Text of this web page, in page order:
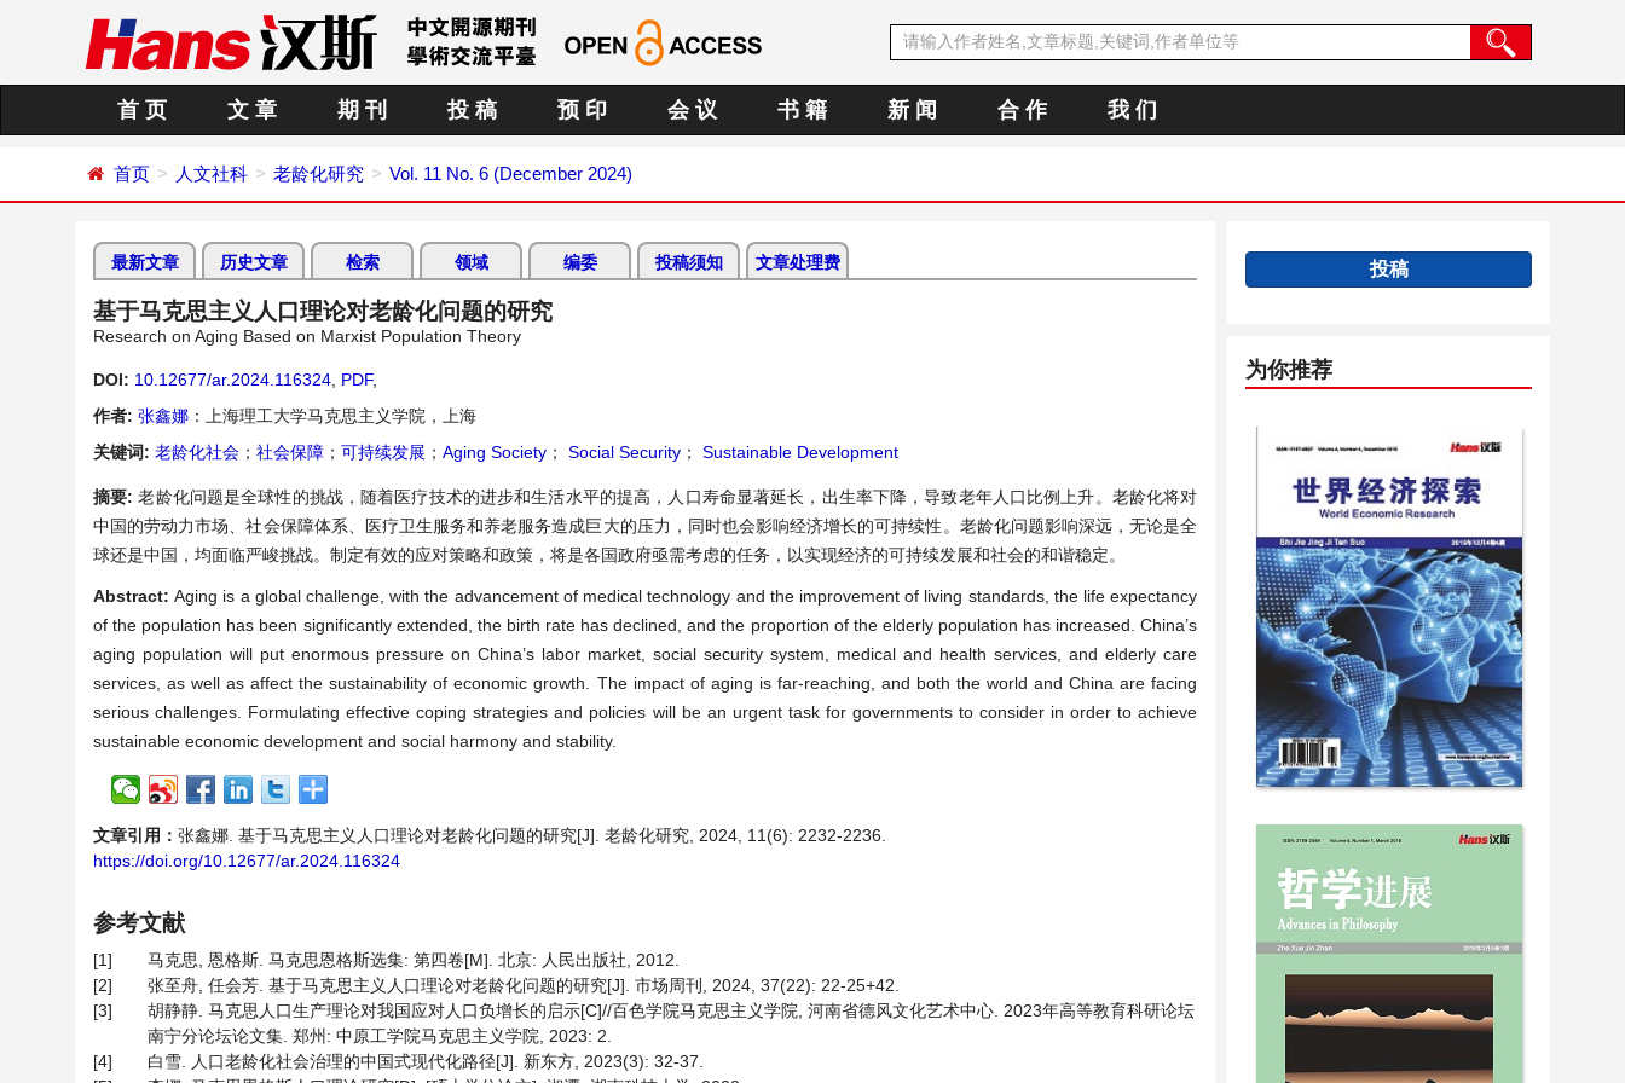
首 页 文 章 期 刊 投 稿 预 印 会 议 书 籍 新 闻 合 作 我 们
首页 人文社科 老龄化研究 Vol. 11 No. 6 (December 2024)
最新文章 历史文章 检索 领域 编委 投稿须知 文章处理费
基于马克思主义人口理论对老龄化问题的研究
Research on Aging Based on Marxist Population Theory
DOI: 10.12677/ar.2024.116324 PDF,
作者: 张鑫娜 ：上海理工大学马克思主义学院，上海
关键词: 老龄化社会 ； 社会保障 ； 可持续发展 ； Aging Society ； Social Security ； Sustainable Development
摘要:老龄化问题是全球性的挑战，随着医疗技术的进步和生活水平的提高，人口寿命显著延长，出生率下降，导致老年人口比例上升。老龄化将对
中国的劳动力市场、社会保障体系、医疗卫生服务和养老服务造成巨大的压力，同时也会影响经济增长的可持续性。老龄化问题影响深远，无论是全
球还是中国，均面临严峻挑战。制定有效的应对策略和政策，将是各国政府亟需考虑的任务，以实现经济的可持续发展和社会的和谐稳定。
Abstract:Aging is a global challenge, with the advancement of medical technology and the improvement of living standards, the life expectancy
of the population has been significantly extended, the birth rate has declined, and the proportion of the elderly population has increased. China’s
aging population will put enormous pressure on China’s labor market, social security system, medical and health services, and elderly care
services, as well as affect the sustainability of economic growth. The impact of aging is far-reaching, and both the world and China are facing
serious challenges. Formulating effective coping strategies and policies will be an urgent task for governments to consider in order to achieve
sustainable economic development and social harmony and stability.
文章引用： 张鑫娜. 基于马克思主义人口理论对老龄化问题的研究[J]. 老龄化研究, 2024, 11(6): 2232-2236.
https://doi.org/10.12677/ar.2024.116324
参考文献
[1]
马克思, 恩格斯. 马克思恩格斯选集: 第四卷[M]. 北京: 人民出版社, 2012.
[2]
张至舟, 任会芳. 基于马克思主义人口理论对老龄化问题的研究[J]. 市场周刊, 2024, 37(22): 22-25+42.
[3]
胡静静. 马克思人口生产理论对我国应对人口负增长的启示[C]//百色学院马克思主义学院, 河南省德风文化艺术中心. 2023年高等教育科研论坛
南宁分论坛论文集. 郑州: 中原工学院马克思主义学院, 2023: 2.
[4]
白雪. 人口老龄化社会治理的中国式现代化路径[J]. 新东方, 2023(3): 32-37.
投稿
为你推荐